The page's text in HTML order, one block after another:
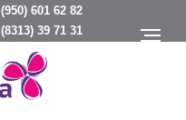
(950) 601 62 82
(8313) 39 71 31